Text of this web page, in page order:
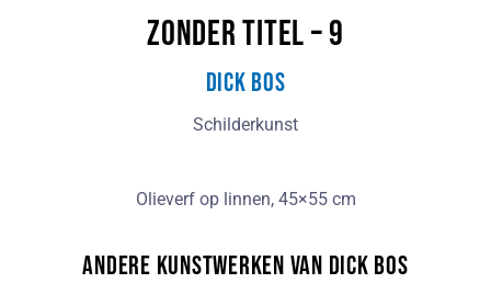
Zonder titel – 9
Dick Bos
Schilderkunst
Olieverf op linnen, 45×55 cm
Andere kunstwerken van Dick Bos